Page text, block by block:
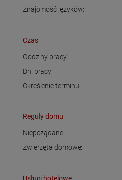
Znajomość języków:
Czas
Godziny pracy:
Dni pracy:
Określenie terminu:
Reguły domu
Niepożądane:
Zwierzęta domowe:
Usługi hotelowe